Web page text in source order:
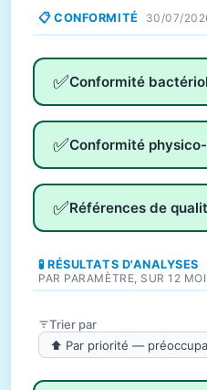
📋 CONFORMITÉ 30/07/
✅Conformité
✅Conformité
✅Références de
🧪 RÉSULTATS D'ANALYSES
PAR PARAMÈTRE, SUR 12
Trier par